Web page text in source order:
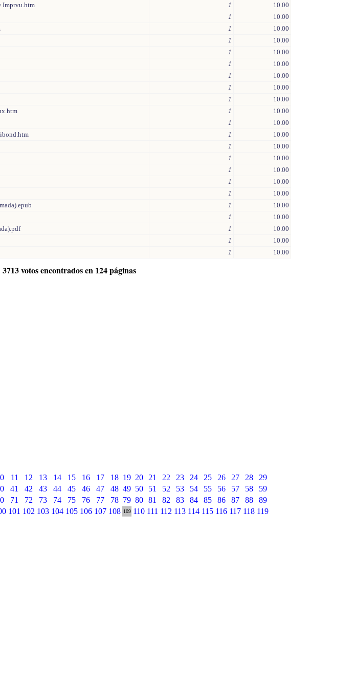
Imprvu.htm
1
10.00
1
10.00
1
10.00
1
10.00
1
10.00
1
10.00
1
10.00
1
10.00
1
10.00
1
10.00
1
10.00
1
10.00
1
10.00
1
10.00
1
10.00
1
10.00
1
10.00
1
10.00
1
10.00
1
10.00
1
10.00
1 10.00
3713 votos encontrados en 124 páginas
11 12 13 14 15 16 17 18 19 20 21 22 23 24 25 26 27 28
29
41 42 43 44 45 46 47 48 49 50 51 52 53 54 55 56 57 58
59
71 72 73 74 75 76 77 78 79 80 81 82 83 84 85 86 87 88
89
101 102 103 104 105 106 107 108 109 110 111 112 113 114 115 116 117 118 119